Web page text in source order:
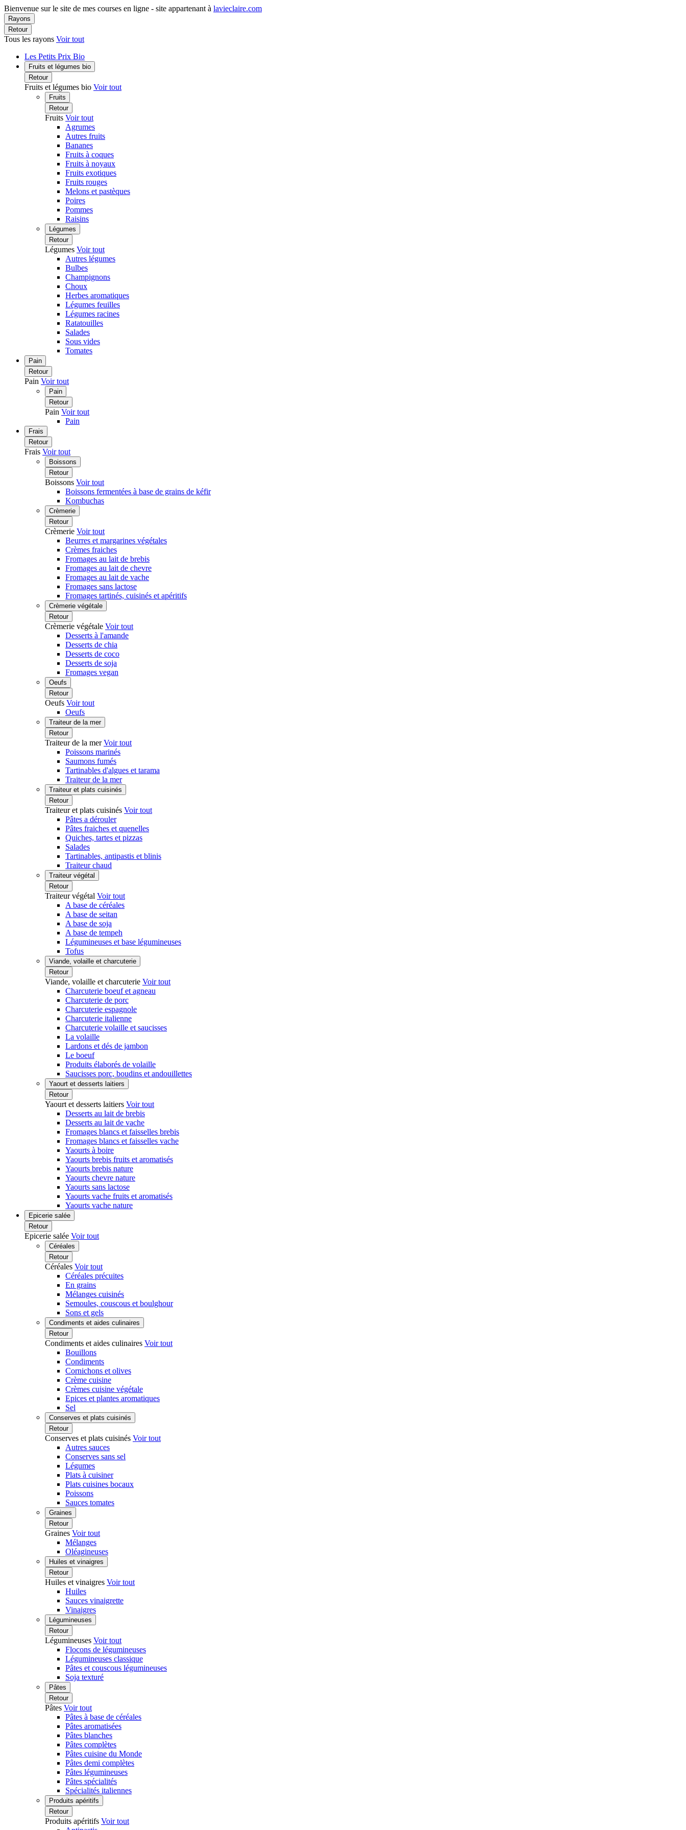
Bienvenue sur le site de mes courses en ligne - site appartenant à lavieclaire.com
Rayons
Retour
Tous les rayons Voir tout
Les Petits Prix Bio
Fruits et légumes bio
Retour
Fruits et légumes bio Voir tout
Fruits
Retour
Fruits Voir tout
Agrumes
Autres fruits
Bananes
Fruits à coques
Fruits à noyaux
Fruits exotiques
Fruits rouges
Melons et pastèques
Poires
Pommes
Raisins
Légumes
Retour
Légumes Voir tout
Autres légumes
Bulbes
Champignons
Choux
Herbes aromatiques
Légumes feuilles
Légumes racines
Ratatouilles
Salades
Sous vides
Tomates
Pain
Retour
Pain Voir tout
Pain
Retour
Pain Voir tout
Pain
Frais
Retour
Frais Voir tout
Boissons
Retour
Boissons Voir tout
Boissons fermentées à base de grains de kéfir
Kombuchas
Crèmerie
Retour
Crèmerie Voir tout
Beurres et margarines végétales
Crèmes fraiches
Fromages au lait de brebis
Fromages au lait de chevre
Fromages au lait de vache
Fromages sans lactose
Fromages tartinés, cuisinés et apéritifs
Crèmerie végétale
Retour
Crèmerie végétale Voir tout
Desserts à l'amande
Desserts de chia
Desserts de coco
Desserts de soja
Fromages vegan
Oeufs
Retour
Oeufs Voir tout
Oeufs
Traiteur de la mer
Retour
Traiteur de la merVoir tout
Poissons marinés
Saumons fumés
Tartinables d'algues et tarama
Traiteur de la mer
Traiteur et plats cuisinés
Retour
Traiteur et plats cuisinés Voir tout
Pâtes a dérouler
Pâtes fraiches et quenelles
Quiches, tartes et pizzas
Salades
Tartinables, antipastis et blinis
Traiteur chaud
Traiteur végétal
Retour
Traiteur végétal Voir tout
A base de céréales
A base de seitan
A base de soja
A base de tempeh
Légumineuses et base légumineuses
Tofus
Viande, volaille et charcuterie
Retour
Viande, volaille et charcuterie Voir tout
Charcuterie boeuf et agneau
Charcuterie de porc
Charcuterie espagnole
Charcuterie italienne
Charcuterie volaille et saucisses
La volaille
Lardons et dés de jambon
Le boeuf
Produits élaborés de volaille
Saucisses porc, boudins et andouillettes
Yaourt et desserts laitiers
Retour
Yaourt et desserts laitiers Voir tout
Desserts au lait de brebis
Desserts au lait de vache
Fromages blancs et faisselles brebis
Fromages blancs et faisselles vache
Yaourts à boire
Yaourts brebis fruits et aromatisés
Yaourts brebis nature
Yaourts chevre nature
Yaourts sans lactose
Yaourts vache fruits et aromatisés
Yaourts vache nature
Epicerie salée
Retour
Epicerie salée Voir tout
Céréales
Retour
Céréales Voir tout
Céréales précuites
En grains
Mélanges cuisinés
Semoules, couscous et boulghour
Sons et gels
Condiments et aides culinaires
Retour
Condiments et aides culinaires Voir tout
Bouillons
Condiments
Cornichons et olives
Crème cuisine
Crèmes cuisine végétale
Epices et plantes aromatiques
Sel
Conserves et plats cuisinés
Retour
Conserves et plats cuisinés Voir tout
Autres sauces
Conserves sans sel
Légumes
Plats à cuisiner
Plats cuisines bocaux
Poissons
Sauces tomates
Graines
Retour
Graines Voir tout
Mélanges
Oléagineuses
Huiles et vinaigres
Retour
Huiles et vinaigres Voir tout
Huiles
Sauces vinaigrette
Vinaigres
Légumineuses
Retour
Légumineuses Voir tout
Flocons de légumineuses
Légumineuses classique
Pâtes et couscous légumineuses
Soja texturé
Pâtes
Retour
Pâtes Voir tout
Pâtes à base de céréales
Pâtes aromatisées
Pâtes blanches
Pâtes complètes
Pâtes cuisine du Monde
Pâtes demi complètes
Pâtes légumineuses
Pâtes spécialités
Spécialités italiennes
Produits apéritifs
Retour
Produits apéritifs Voir tout